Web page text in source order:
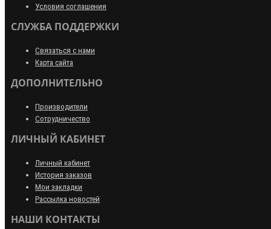
Условия соглашения
СЛУЖБА ПОДДЕРЖКИ
Связаться с нами
Карта сайта
ДОПОЛНИТЕЛЬНО
Производители
Сотрудничество
ЛИЧНЫЙ КАБИНЕТ
Личный кабинет
История заказов
Мои закладки
Рассылка новостей
НАШИ КОНТАКТЫ